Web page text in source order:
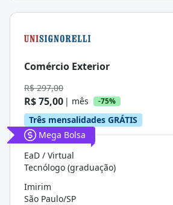
Comércio Exterior
R$ 297,00
R$ 75,00 | mês -75%
Três mensalidades GRÁTIS
Mega Bolsa
EaD / Virtual
Tecnólogo (graduação)
Imirim
São Paulo/SP